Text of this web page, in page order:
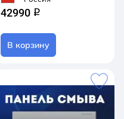
(микролифт)
42990 q
В корзину